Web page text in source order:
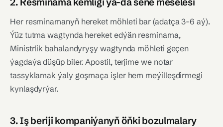
Her resminamanyň hereket möhleti bar (adatça 3-6 aý).
Ýüz tutma wagtynda hereket edýän resminama,
Ministrlik bahalandyryşy wagtynda möhleti geçen
ýagdaýa düşüp biler. Apostil, terjime we notar
tassyklamak ýaly goşmaça işler hem meýilleşdirmegi
kynlaşdyrýar.
3. Iş beriji kompaniýanyň öňki bozulmalary